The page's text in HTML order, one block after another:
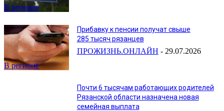
В регионе
В регионе
Прибавку к пенсии получат свыше
285 тысяч рязанцев
ПРОЖИЗНЬ.ОНЛАЙН - 29.07.2026
Почти 6 тысячам работающих родителей
Рязанской области назначена новая
семейная выплата